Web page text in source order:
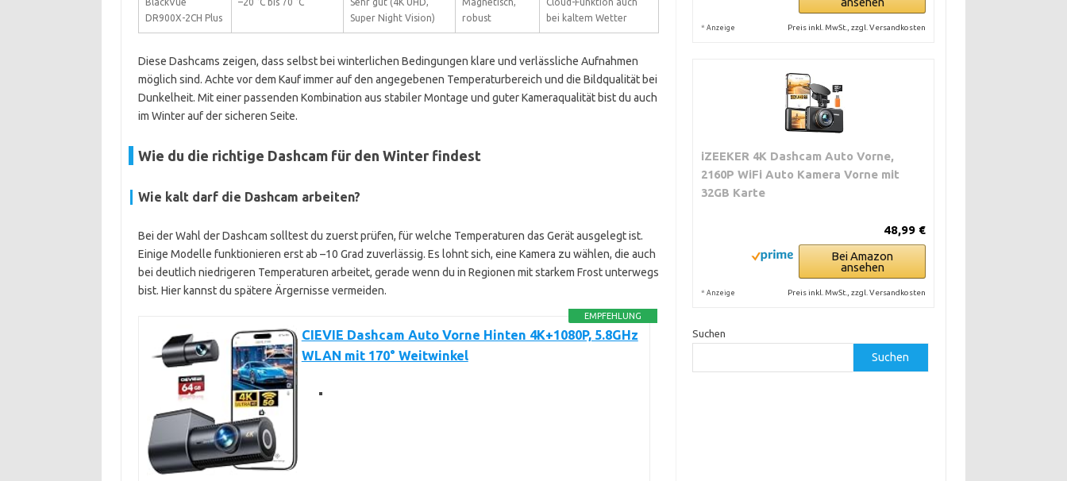
DR900X-2CH Plus
Super Night Vision)
robust
bei kaltem Wetter
Diese Dashcams zeigen, dass selbst bei winterlichen Bedingungen klare und verlässliche Aufnahmen
möglich sind. Achte vor dem Kauf immer auf den angegebenen Temperaturbereich und die Bildqualität bei
Dunkelheit. Mit einer passenden Kombination aus stabiler Montage und guter Kameraqualität bist du auch
im Winter auf der sicheren Seite.
Wie du die richtige Dashcam für den Winter findest
Wie kalt darf die Dashcam arbeiten?
Bei der Wahl der Dashcam solltest du zuerst prüfen, für welche Temperaturen das Gerät ausgelegt ist.
Einige Modelle funktionieren erst ab –10 Grad zuverlässig. Es lohnt sich, eine Kamera zu wählen, die auch
bei deutlich niedrigeren Temperaturen arbeitet, gerade wenn du in Regionen mit starkem Frost unterwegs
bist. Hier kannst du spätere Ärgernisse vermeiden.
EMPFEHLUNG
CIEVIE Dashcam Auto Vorne Hinten 4K+1080P, 5.8GHz
WLAN mit 170° Weitwinkel
* Anzeige Preis inkl. MwSt., zzgl. Versandkosten
iZEEKER 4K Dashcam Auto Vorne,
2160P WiFi Auto Kamera Vorne mit
32GB Karte
48,99 €
Bei Amazon
ansehen
* Anzeige Preis inkl. MwSt., zzgl. Versandkosten
Suchen
Suchen